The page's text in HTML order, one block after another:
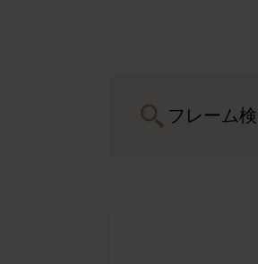
フレーム